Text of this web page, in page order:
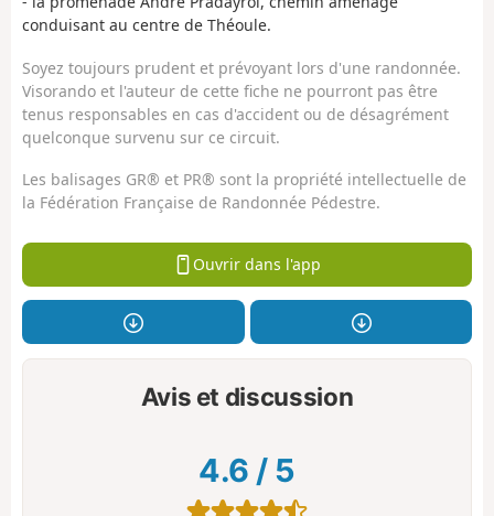
conduisant au centre de Théoule.
Soyez toujours prudent et prévoyant lors d'une randonnée.
Visorando et l'auteur de cette fiche ne pourront pas être
tenus responsables en cas d'accident ou de désagrément
quelconque survenu sur ce circuit.
Les balisages GR® et PR® sont la propriété intellectuelle de
la Fédération Française de Randonnée Pédestre.
Ouvrir dans l'app
Avis et discussion
4.6 / 5